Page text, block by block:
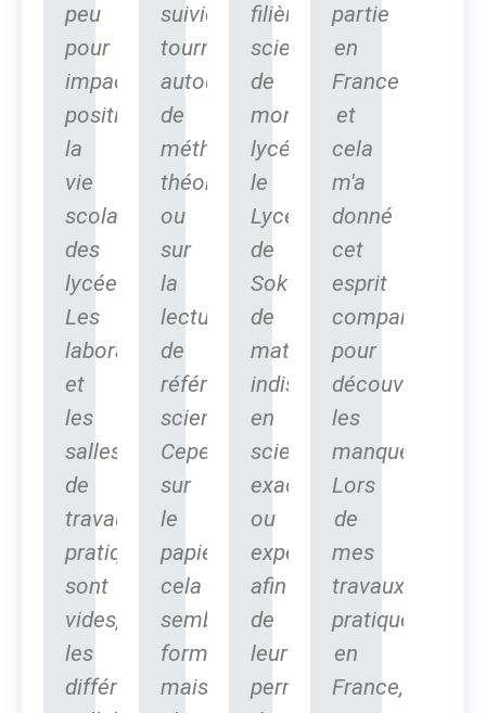
peu
pour
impacter
positivement
la
vie
scolaire
des
lycéens.
Les
laboratoires
et
les
salles
de
travaux
pratiques
sont
vides,
les
différentes
suivies,
tournaient
autour
de
méthodes
théoriques
ou
sur
la
lecture
de
référentiels
scientifiques.
Cependant,
sur
le
papier
cela
semble
formidable
mais
filières
scientifiques
de
mon
lycée,
le
Lycée
de
Sokone,
de
matériels
indispensables
en
sciences
exactes
ou
expérimentales
afin
de
leur
permettre
partie
en
France
et
cela
m'a
donné
cet
esprit
comparatif
pour
découvrir
les
manques.
Lors
de
mes
travaux
pratique
en
France,